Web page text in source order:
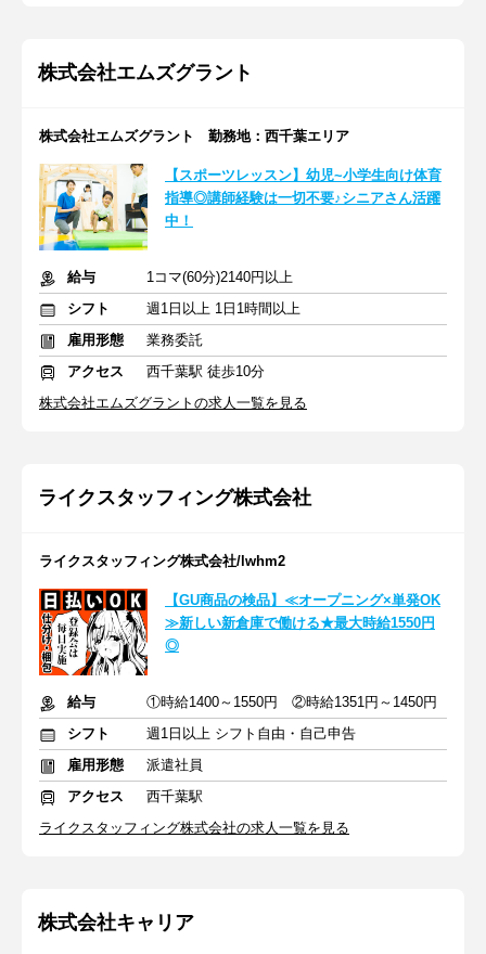
株式会社エムズグラント
株式会社エムズグラント 勤務地：西千葉エリア
【スポーツレッスン】幼児~小学生向け体育
指導◎講師経験は一切不要♪シニアさん活躍
中！
給与
1コマ(60分)2140円以上
シフト
週1日以上 1日1時間以上
雇用形態
業務委託
アクセス
西千葉駅 徒歩10分
株式会社エムズグラントの求人一覧を見る
ライクスタッフィング株式会社
ライクスタッフィング株式会社/lwhm2
【GU商品の検品】≪オープニング×単発OK
≫新しい新倉庫で働ける★最大時給1550円
◎
給与
①時給1400～1550円 ②時給1351円～1450円
シフト
週1日以上 シフト自由・自己申告
雇用形態
派遣社員
アクセス
西千葉駅
ライクスタッフィング株式会社の求人一覧を見る
株式会社キャリア